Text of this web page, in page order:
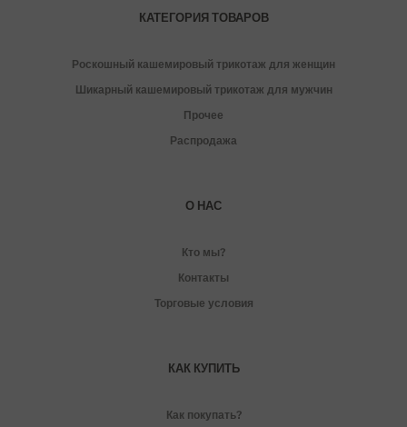
КАТЕГОРИЯ ТОВАРОВ
Роскошный кашемировый трикотаж для женщин
Шикарный кашемировый трикотаж для мужчин
Прочее
Распродажа
О НАС
Кто мы?
Контакты
Торговые условия
КАК КУПИТЬ
Как покупать?